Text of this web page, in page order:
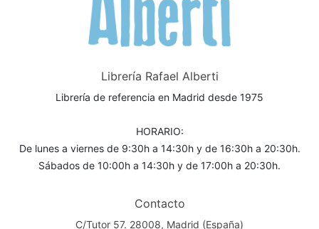
Librería Rafael Alberti
Librería de referencia en Madrid desde 1975
HORARIO:
De lunes a viernes de 9:30h a 14:30h y de 16:30h a 20:30h.
Sábados de 10:00h a 14:30h y de 17:00h a 20:30h.
Contacto
C/Tutor 57. 28008, Madrid (España)